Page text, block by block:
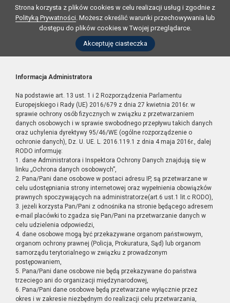
Strona korzysta z plików cookies w celu realizacji usług i zgodnie z
Polityką Prywatności. Możesz określić warunki przechowywania lub
dostępu do plików cookies w Twojej przeglądarce.
Akceptuję ciasteczka
Informacja Administratora
Na podstawie art. 13 ust. 1 i 2 Rozporządzenia Parlamentu
Europejskiego i Rady (UE) 2016/679 z dnia 27 kwietnia 2016r. w
sprawie ochrony osób fizycznych w związku z przetwarzaniem
danych osobowych i w sprawie swobodnego przepływu takich danych
oraz uchylenia dyrektywy 95/46/WE (ogólne rozporządzenie o
ochronie danych), Dz. U. UE. L. 2016.119.1 z dnia 4 maja 2016r., dalej
RODO informuję:
1. dane Administratora i Inspektora Ochrony Danych znajdują się w
linku „Ochrona danych osobowych”,
2. Pana/Pani dane osobowe w postaci adresu IP, są przetwarzane w
celu udostępniania strony internetowej oraz wypełnienia obowiązków
prawnych spoczywających na administratorze(art.6 ust.1 lit.c RODO),
3. jeżeli korzysta Pan/Pani z odnośnika na stronie będącego adresem
e-mail placówki to zgadza się Pan/Pani na przetwarzanie danych w
celu udzielenia odpowiedzi,
4. dane osobowe mogą być przekazywane organom państwowym,
organom ochrony prawnej (Policja, Prokuratura, Sąd) lub organom
samorządu terytorialnego w związku z prowadzonym
postępowaniem,
5. Pana/Pani dane osobowe nie będą przekazywane do państwa
trzeciego ani do organizacji międzynarodowej,
6. Pana/Pani dane osobowe będą przetwarzane wyłącznie przez
okres i w zakresie niezbędnym do realizacji celu przetwarzania,